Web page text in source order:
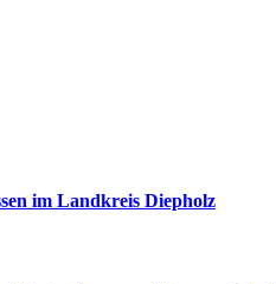
im Landkreis Diepholz